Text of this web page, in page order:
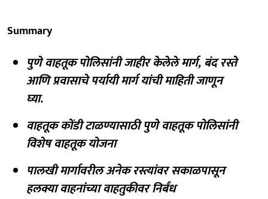
Summary
पुणे वाहतूक पोलिसांनी जाहीर केलेले मार्ग, बंद रस्ते
आणि प्रवासाचे पर्यायी मार्ग यांची माहिती जाणून
घ्या.
वाहतूक कोंडी टाळण्यासाठी पुणे वाहतूक पोलिसांनी
विशेष वाहतूक योजना
पालखी मार्गावरील अनेक रस्त्यांवर सकाळपासून
हलक्या वाहनांच्या वाहतुकीवर निर्बंध